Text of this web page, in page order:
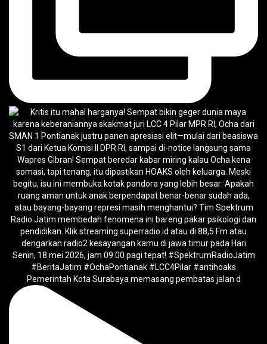
Pemerintah Kota Surabaya memasang pembatas jalan d